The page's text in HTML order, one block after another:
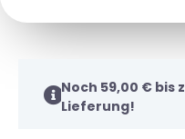
Noch 59,00 € bis
Lieferung!